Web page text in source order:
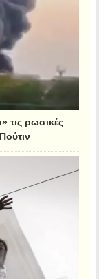
τις ρωσικές